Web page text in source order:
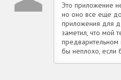
Это приложение
но оно все еще
приложения для
заметил, что мой
бы неплохо, если